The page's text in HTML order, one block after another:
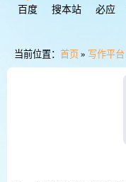
百度 搜本站 必应
当前位置： 首页 » 写作平台